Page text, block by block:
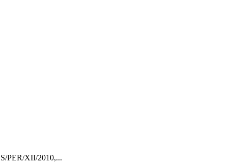
PER/XII/2010,...